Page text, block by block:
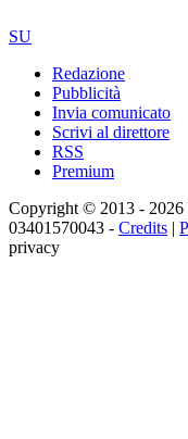
SU
Redazione
Pubblicità
Invia comunicato
Scrivi al direttore
RSS
Premium
Copyright © 2013 -
03401570043 - Credits |
privacy